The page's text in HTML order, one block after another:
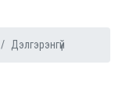
Дэлгэрэнгүй